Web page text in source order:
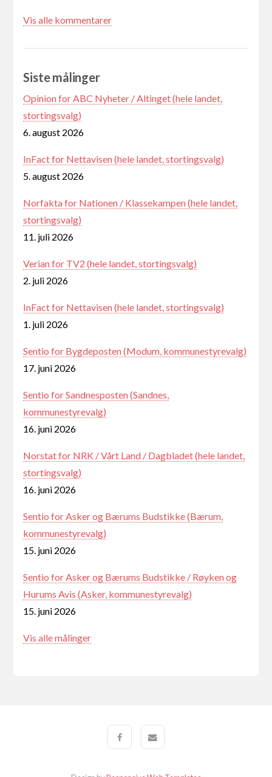
Vis alle kommentarer
Siste målinger
Opinion for ABC Nyheter / Altinget (hele landet,
stortingsvalg)
6. august 2026
InFact for Nettavisen (hele landet, stortingsvalg)
5. august 2026
Norfakta for Nationen / Klassekampen (hele landet,
stortingsvalg)
11. juli 2026
Verian for TV2 (hele landet, stortingsvalg)
2. juli 2026
InFact for Nettavisen (hele landet, stortingsvalg)
1. juli 2026
Sentio for Bygdeposten (Modum, kommunestyrevalg)
17. juni 2026
Sentio for Sandnesposten (Sandnes,
kommunestyrevalg)
16. juni 2026
Norstat for NRK / Vårt Land / Dagbladet (hele landet,
stortingsvalg)
16. juni 2026
Sentio for Asker og Bærums Budstikke (Bærum,
kommunestyrevalg)
15. juni 2026
Sentio for Asker og Bærums Budstikke / Røyken og
Hurums Avis (Asker, kommunestyrevalg)
15. juni 2026
Vis alle målinger